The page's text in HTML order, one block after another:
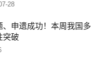
28
、申遗成功！本周我国多
突破